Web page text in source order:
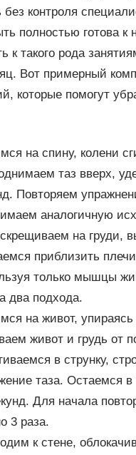
без контроля
полностью готова к
к такого рода
Вот примерный
которые помогут
на спину, колени
таз вверх,
Повторяем
аналогичную
на груди,
приблизить
только мышцы
два подхода.
на живот,
живот и грудь от
в струнку,
таза. Остаемся
Для начала
3 раза.
к стене,